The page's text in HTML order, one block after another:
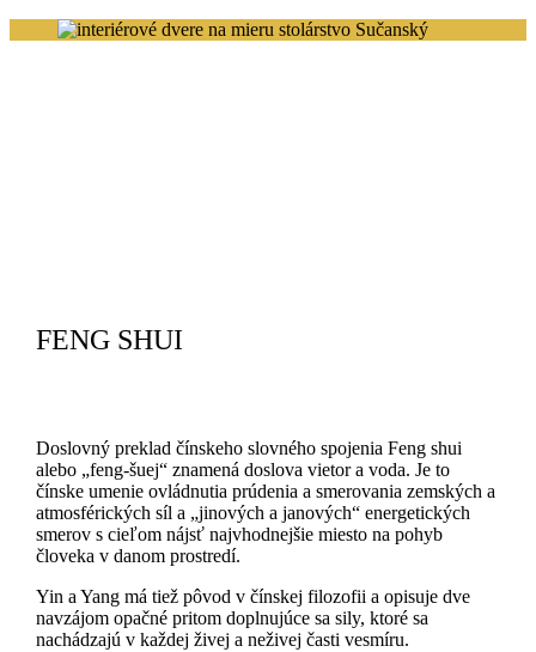
FENG SHUI
Doslovný preklad čínskeho slovného spojenia Feng shui
alebo „feng-šuej“ znamená doslova vietor a voda. Je to
čínske umenie ovládnutia prúdenia a smerovania zemských a
atmosférických síl a „jinových a janových“ energetických
smerov s cieľom nájsť najvhodnejšie miesto na pohyb
človeka v danom prostredí.
Yin a Yang má tiež pôvod v čínskej filozofii a opisuje dve
navzájom opačné pritom doplnujúce sa sily, ktoré sa
nachádzajú v každej živej a neživej časti vesmíru.